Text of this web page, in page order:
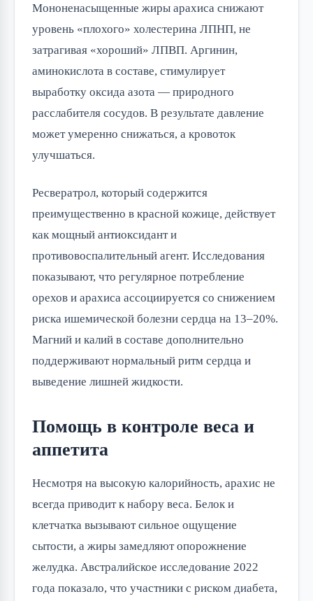
Мононенасыщенные жиры арахиса снижают
уровень «плохого» холестерина ЛПНП, не
затрагивая «хороший» ЛПВП. Аргинин,
аминокислота в составе, стимулирует
выработку оксида азота — природного
расслабителя сосудов. В результате давление
может умеренно снижаться, а кровоток
улучшаться.
Ресвератрол, который содержится
преимущественно в красной кожице, действует
как мощный антиоксидант и
противовоспалительный агент. Исследования
показывают, что регулярное потребление
орехов и арахиса ассоциируется со снижением
риска ишемической болезни сердца на 13–20%.
Магний и калий в составе дополнительно
поддерживают нормальный ритм сердца и
выведение лишней жидкости.
Помощь в контроле веса и
аппетита
Несмотря на высокую калорийность, арахис не
всегда приводит к набору веса. Белок и
клетчатка вызывают сильное ощущение
сытости, а жиры замедляют опорожнение
желудка. Австралийское исследование 2022
года показало, что участники с риском диабета,